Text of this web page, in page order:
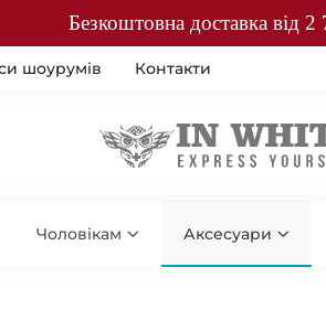
Безкоштовна доставка від 2
шоурумів Контакти
Чоловікам Аксесуари